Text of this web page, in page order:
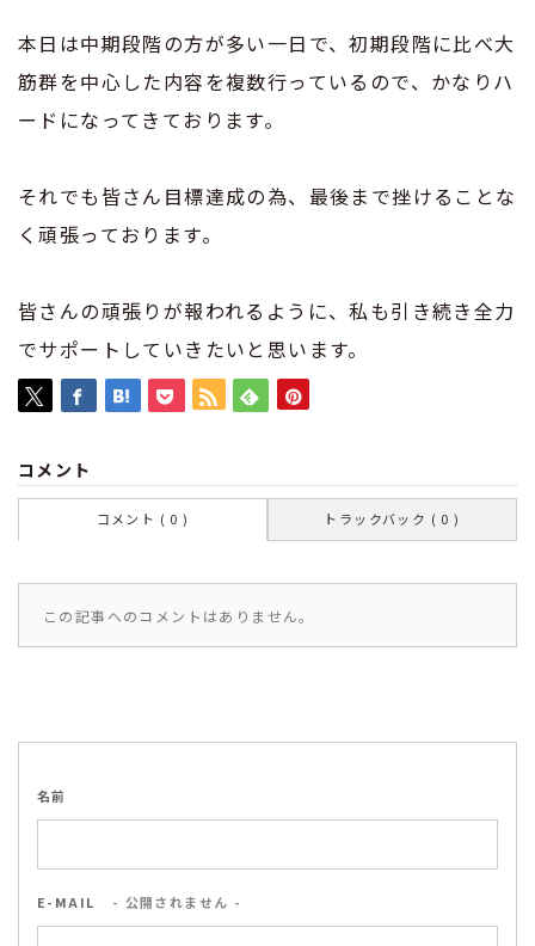
本日は中期段階の方が多い一日で、初期段階に比べ大
筋群を中心した内容を複数行っているので、かなりハ
ードになってきております。
それでも皆さん目標達成の為、最後まで挫けることな
く頑張っております。
皆さんの頑張りが報われるように、私も引き続き全力
でサポートしていきたいと思います。
コメント
コメント ( 0 ) トラックバック ( 0 )
この記事へのコメントはありません。
名前
E-MAIL - 公開されません -